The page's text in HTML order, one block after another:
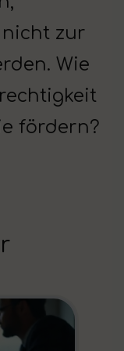
nicht zur
Wie
fördern?